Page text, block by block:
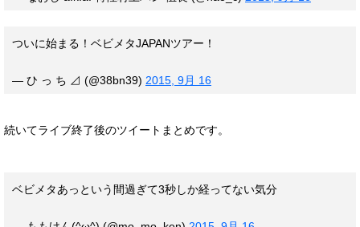
ついに始まる！ベビメタJAPANツアー！
— ひ っ ち ⊿ (@38bn39) 2015, 9月 16
続いてライブ終了後のツイートまとめです。
ベビメタあっという間過ぎて3秒しか経ってない気分